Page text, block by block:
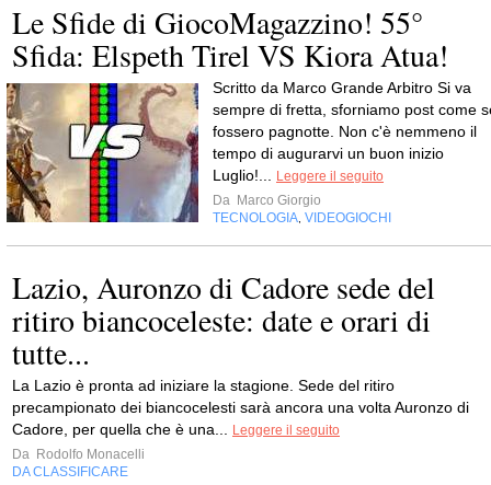
Le Sfide di GiocoMagazzino! 55°
Sfida: Elspeth Tirel VS Kiora Atua!
Scritto da Marco Grande Arbitro Si va
sempre di fretta, sforniamo post come
fossero pagnotte. Non c'è nemmeno il
tempo di augurarvi un buon inizio
Luglio!...
Leggere il seguito
Da Marco Giorgio
TECNOLOGIA VIDEOGIOCHI
Lazio, Auronzo di Cadore sede del
ritiro biancoceleste: date e orari di
tutte...
La Lazio è pronta ad iniziare la stagione. Sede del ritiro
precampionato dei biancocelesti sarà ancora una volta Auronzo di
Cadore, per quella che è una...
Leggere il seguito
Da Rodolfo Monacelli
DA CLASSIFICARE